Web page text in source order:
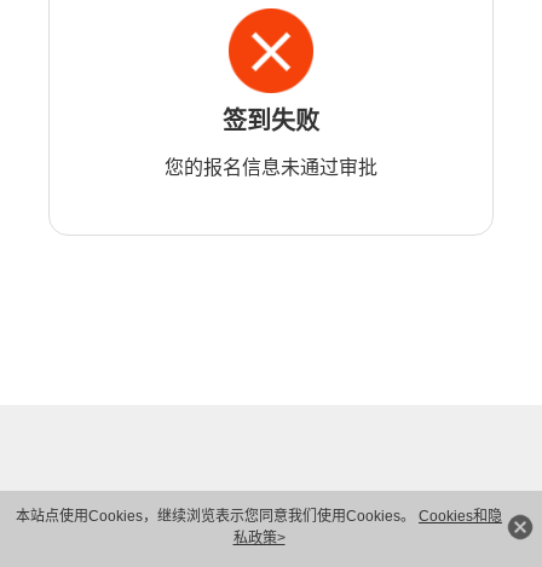
本站点使用Cookies，继续浏览表示您同意我们使用Cookies。 Cookies和隐
私政策>
签到失败
您的报名信息未通过审批